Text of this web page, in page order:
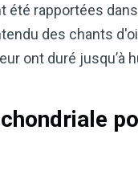
été rapportées
des chants
ont duré jusqu’à